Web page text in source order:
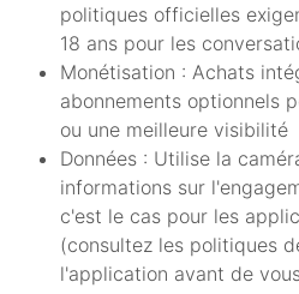
politiques officielles
18 ans pour les
Monétisation : Achats
abonnements optionnels
ou une meilleure visibilité
Données : Utilise la
informations sur
c'est le cas pour les
(consultez les politiques
l'application avant de